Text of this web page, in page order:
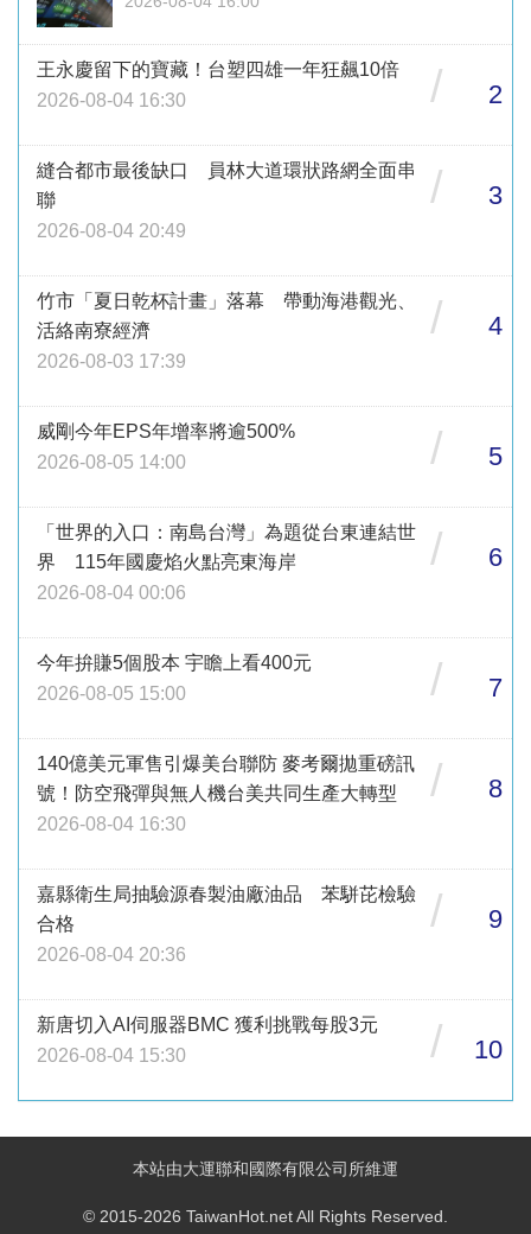
王永慶留下的寶藏！台塑四雄一年狂飆10倍
2026-08-04 16:30
/ 2
縫合都市最後缺口 員林大道環狀路網全面串
聯
2026-08-04 20:49
/ 3
竹市「夏日乾杯計畫」落幕 帶動海港觀光、
活絡南寮經濟
2026-08-03 17:39
/ 4
威剛今年EPS年增率將逾500%
2026-08-05 14:00
/ 5
「世界的入口：南島台灣」為題從台東連結世
界 115年國慶焰火點亮東海岸
2026-08-04 00:06
/ 6
今年拚賺5個股本 宇瞻上看400元
2026-08-05 15:00
/ 7
140億美元軍售引爆美台聯防 麥考爾拋重磅訊
號！防空飛彈與無人機台美共同生產大轉型
2026-08-04 16:30
/ 8
嘉縣衛生局抽驗源春製油廠油品 苯駢芘檢驗
合格
2026-08-04 20:36
/ 9
新唐切入AI伺服器BMC 獲利挑戰每股3元
2026-08-04 15:30
/ 10
本站由大運聯和國際有限公司所維運
© 2015-2026 TaiwanHot.net All Rights Reserved.